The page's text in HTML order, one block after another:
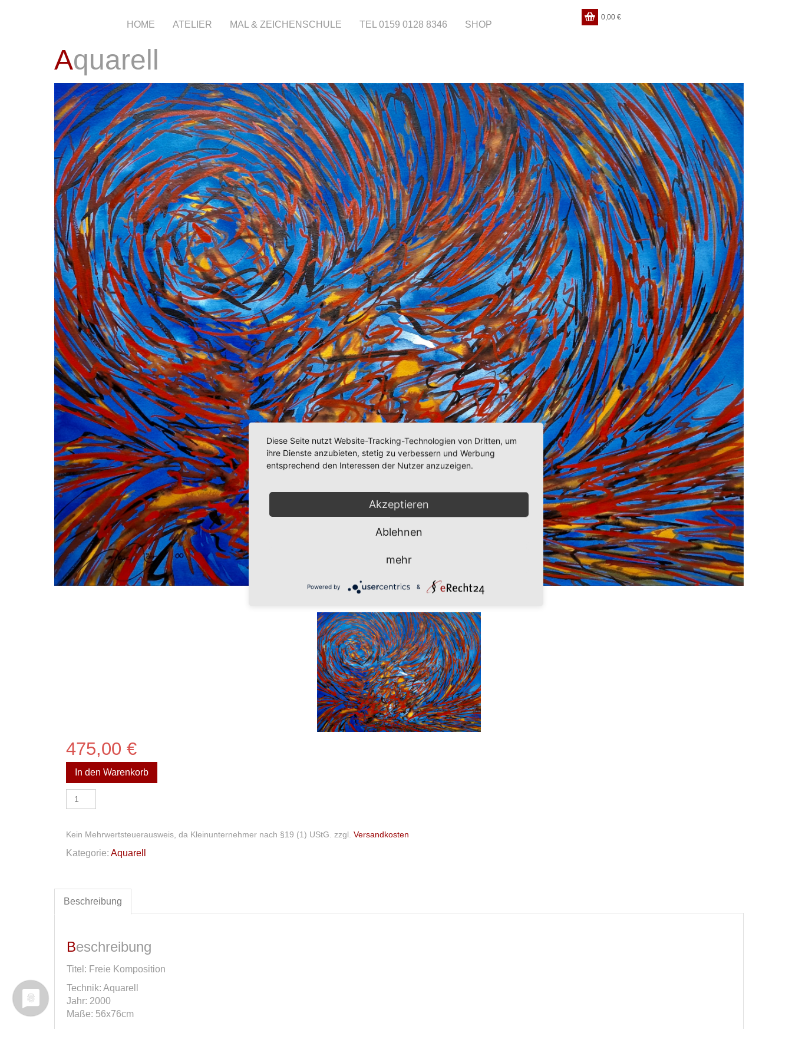
HOME ATELIER MAL & ZEICHENSCHULE TEL 0159 0128 8346 SHOP
0,00 €
Aquarell
475,00 €
In den Warenkorb
Aquarell
Menge
Kein Mehrwertsteuerausweis, da Kleinunternehmer nach §19 (1) UStG. zzgl. Versandkosten
Kategorie: Aquarell
Beschreibung
Beschreibung
Titel: Freie Komposition
Technik: Aquarell
Jahr: 2000
Maße: 56x76cm
Diese Seite nutzt Website-Tracking-Technologien von Dritten, um
ihre Dienste anzubieten, stetig zu verbessern und Werbung
entsprechend den Interessen der Nutzer anzuzeigen.
Akzeptieren
Ablehnen
mehr
Powered by &